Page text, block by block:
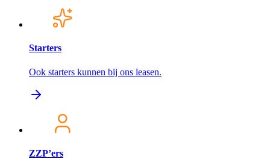
Starters
Ook starters kunnen bij ons leasen.
ZZP’ers